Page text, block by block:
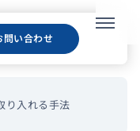
メニュ
問い合わせ
り入れる手法